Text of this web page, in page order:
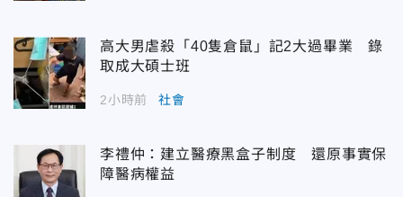
高大男虐殺「40隻倉鼠」記2大過畢業 錄
取成大碩士班
2小時前 社會
李禮仲：建立醫療黑盒子制度 還原事實保
障醫病權益